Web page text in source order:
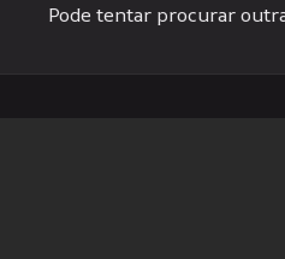
Pode tentar procurar